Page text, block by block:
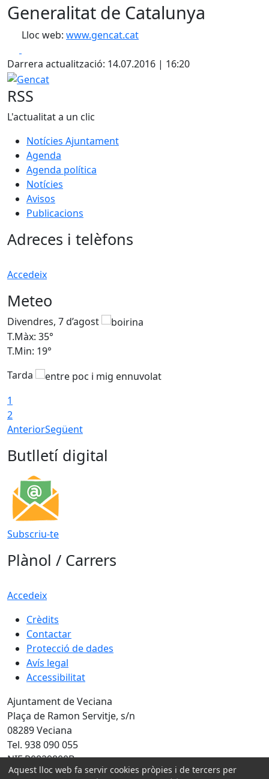
Generalitat de Catalunya
Lloc web: www.gencat.cat
Darrera actualització: 14.07.2016 | 16:20
Gencat
RSS
L'actualitat a un clic
Notícies Ajuntament
Agenda
Agenda política
Notícies
Avisos
Publicacions
Adreces i telèfons
Accedeix
Meteo
Divendres, 7 d’agost
T.Màx: 35°
T.Min: 19°
Tarda
1
2
AnteriorSegüent
Butlletí digital
Subscriu-te
Plànol / Carrers
Accedeix
Crèdits
Contactar
Protecció de dades
Avís legal
Accessibilitat
Ajuntament de Veciana
Plaça de Ramon Servitje, s/n
08289 Veciana
Tel. 938 090 055
NIF P0829800B
Aquest lloc web fa servir cookies pròpies i de tercers per